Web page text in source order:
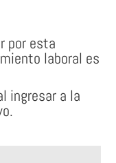
por esta
laboral es
ingresar a la